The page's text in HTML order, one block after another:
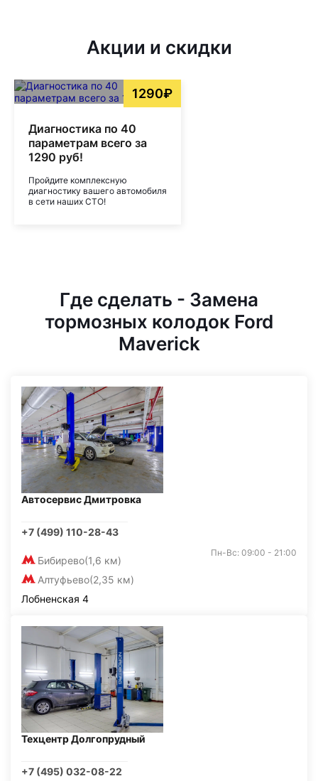
Акции и скидки
1290₽
Диагностика по 40
параметрам всего за
1290 руб!
Пройдите комплексную
диагностику вашего автомобиля
в сети наших СТО!
Где сделать - Замена
тормозных колодок Ford
Maverick
Автосервис Дмитровка
+7 (499) 110-28-43
Бибирево(1,6 км)
Алтуфьево(2,35 км)
Пн-Вс: 09:00 - 21:00
Лобненская 4
Техцентр Долгопрудный
+7 (495) 032-08-22